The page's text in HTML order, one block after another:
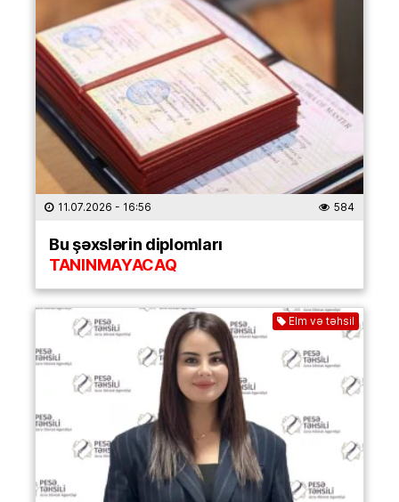
11.07.2026 - 16:56 584
Bu şəxslərin diplomları
TANINMAYACAQ
Elm və təhsil